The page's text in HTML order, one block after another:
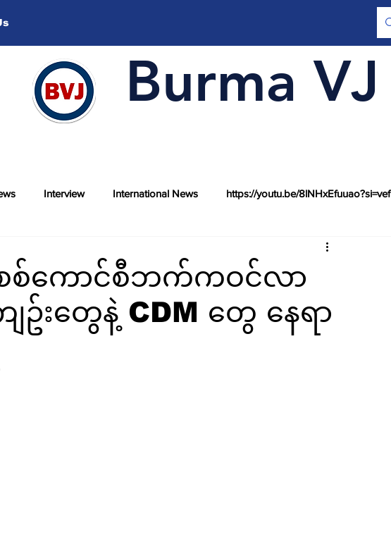
Burma VJ
Interview International News https://youtu.be/8lNHxEfuuao?si=vef
စစ်ကောင်စီဘက်ကဝင်လာ
းတွေနဲ့ CDM တွေ နေရာ